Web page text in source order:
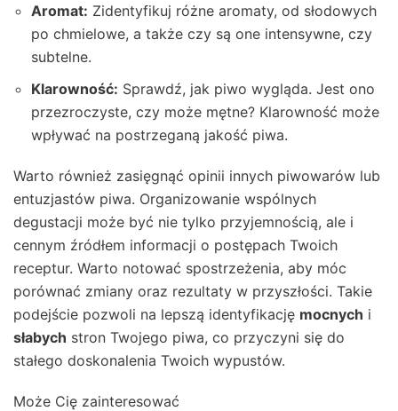
Aromat: Zidentyfikuj różne aromaty, od słodowych
po chmielowe, a także czy są one intensywne, czy
subtelne.
Klarowność: Sprawdź, jak piwo wygląda. Jest ono
przezroczyste, czy może mętne? Klarowność może
wpływać na postrzeganą jakość piwa.
Warto również zasięgnąć opinii innych piwowarów lub
entuzjastów piwa. Organizowanie wspólnych
degustacji może być nie tylko przyjemnością, ale i
cennym źródłem informacji o postępach Twoich
receptur. Warto notować spostrzeżenia, aby móc
porównać zmiany oraz rezultaty w przyszłości. Takie
podejście pozwoli na lepszą identyfikację mocnych i
słabych stron Twojego piwa, co przyczyni się do
stałego doskonalenia Twoich wypustów.
Może Cię zainteresować